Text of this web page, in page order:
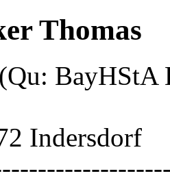
Thomas
Indersdorf